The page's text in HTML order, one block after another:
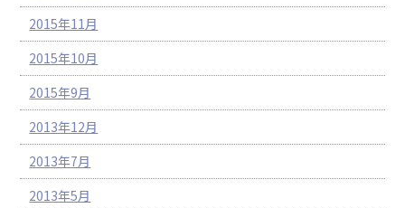
2015年11月
2015年10月
2015年9月
2013年12月
2013年7月
2013年5月